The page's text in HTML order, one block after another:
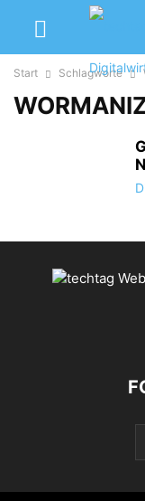
Start Schlagworte